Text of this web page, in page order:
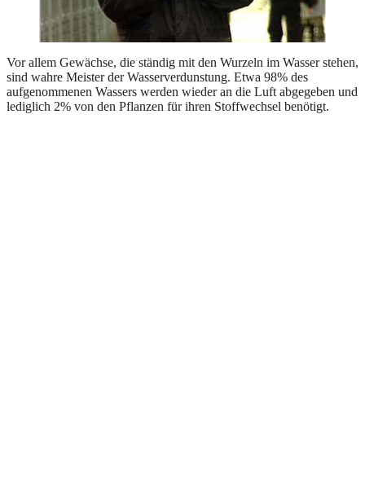
Vor allem Gewächse, die ständig mit den Wurzeln im Wasser stehen,
sind wahre Meister der Wasserverdunstung. Etwa 98% des
aufgenommenen Wassers werden wieder an die Luft abgegeben und
lediglich 2% von den Pflanzen für ihren Stoffwechsel benötigt.